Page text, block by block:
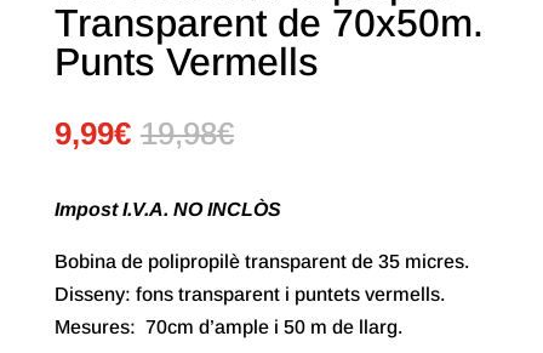
Transparent de 70x50m.
Punts Vermells
9,99€ 19,98€
Impost I.V.A. NO INCLÒS
Bobina de polipropilè transparent de 35 micres.
Disseny: fons transparent i puntets vermells.
Mesures: 70cm d’ample i 50 m de llarg.